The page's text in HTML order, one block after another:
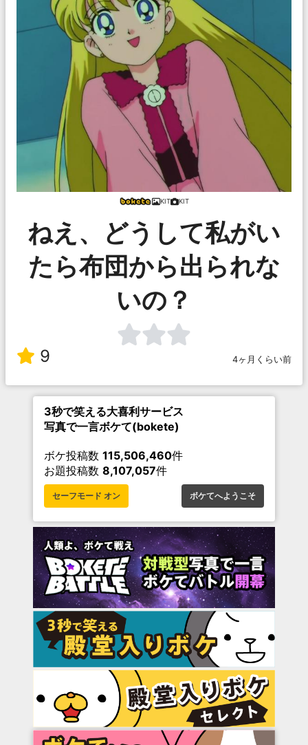
KIT KIT
ねえ、どうして私がい
たら布団から出られな
いの？
9 4ヶ月くらい前
3秒で笑える大喜利サービス
写真で一言ボケて(bokete)
ボケ投稿数 115,506,460件
お題投稿数 8,107,057件
セーフモード オン ボケてへようこそ